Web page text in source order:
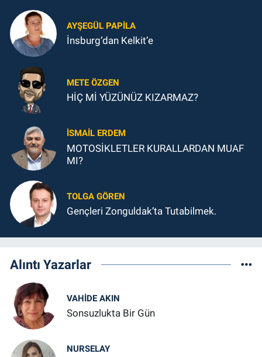
AYŞEGÜL PAPILA
İnsburg’dan Kelkit’e
METE ÖZGEN
HİÇ Mİ YÜZÜNÜZ KIZARMAZ?
İSMAIL ERDEM
MOTOSİKLETLER KURALLARDAN MUAF
MI?
TOLGA GÖREN
Gençleri Zonguldak’ta Tutabilmek.
Alıntı Yazarlar
VAHIDE AKIN
Sonsuzlukta Bir Gün
NURSELAY